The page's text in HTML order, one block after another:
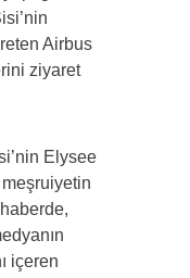
Airbus
ziyaret
Elysee
meşruiyetin
haberde,
içeren